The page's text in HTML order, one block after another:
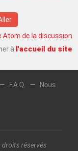
Atom de la discussion
à l'accueil du site
F.A.Q. —
Nous
réservés